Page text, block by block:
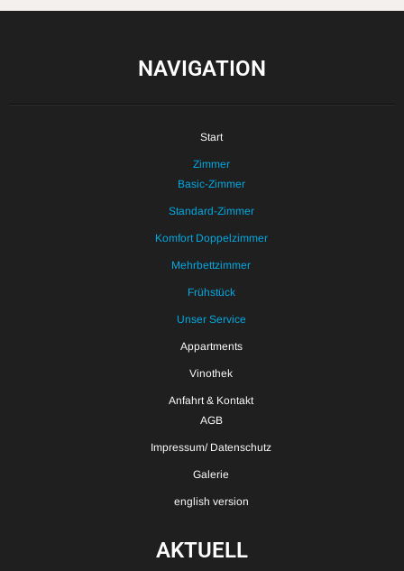
NAVIGATION
Start
Zimmer
Basic-Zimmer
Standard-Zimmer
Komfort Doppelzimmer
Mehrbettzimmer
Frühstück
Unser Service
Appartments
Vinothek
Anfahrt & Kontakt
AGB
Impressum/ Datenschutz
Galerie
english version
AKTUELL